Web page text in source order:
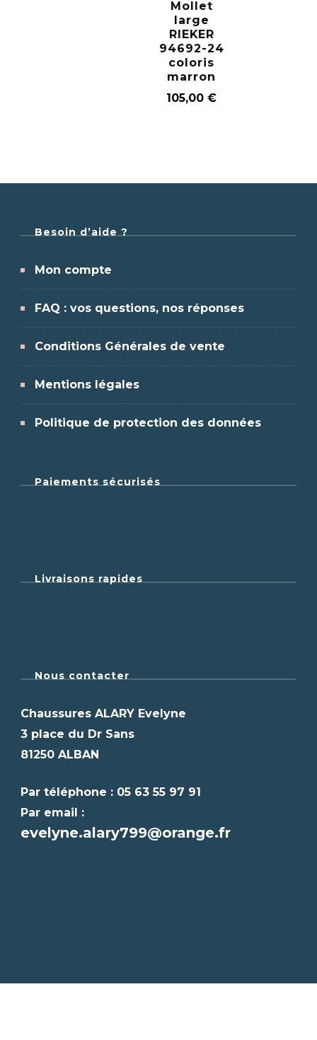
Mollet
large
RIEKER
94692-24
coloris
marron
105,00€
Besoin d’aide ?
Mon compte
FAQ : vos questions, nos réponses
Conditions Générales de vente
Mentions légales
Politique de protection des données
Paiements sécurisés
Livraisons rapides
Nous contacter
Chaussures ALARY Evelyne
3 place du Dr Sans
81250 ALBAN
Par téléphone : 05 63 55 97 91
Par email :
evelyne.alary799@orange.fr